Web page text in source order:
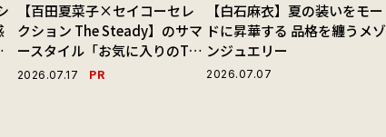
【百田夏菜子×セイコーセレ
クション The Steady】のサマ
ースタイル「お気に入りのTシ
ャツと最高の時計と。」
2026.07.17 PR
【白石麻衣】夏の装いをモー
ドに昇華する 品格を纏うメゾ
ンジュエリー
2026.07.07